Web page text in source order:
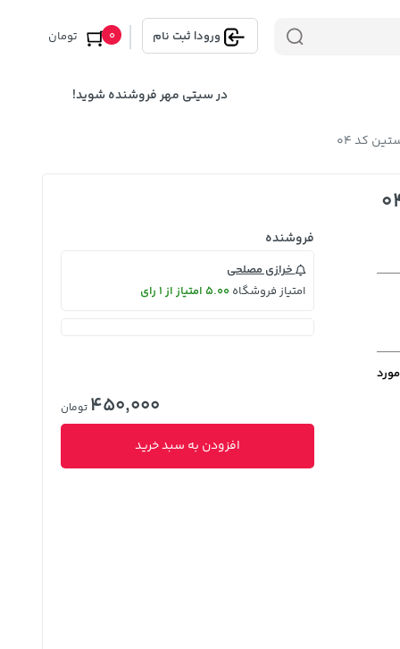
ورود| ثبت نام تومان 0
در سیتی مهر فروشنده شوید!
کد 04
فروشنده
خرازی مصلحی
امتیاز فروشگاه5.00 امتیاز از 1 رای
450,000 تومان
افزودن به سبد خرید